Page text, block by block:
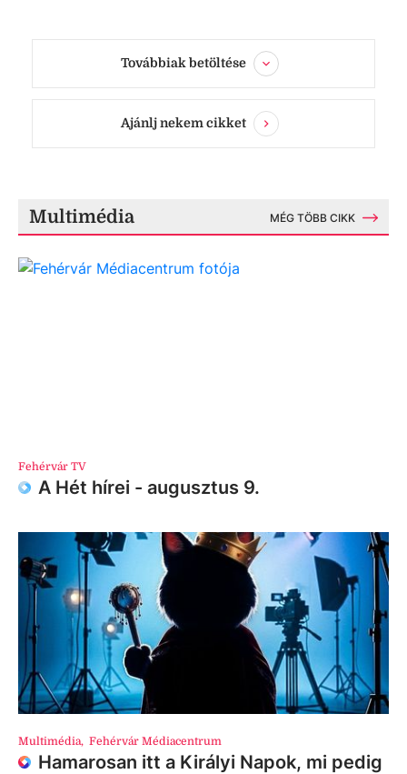
Továbbiak betöltése
Ajánlj nekem cikket
Multimédia MÉG TÖBB CIKK
Fehérvár TV
A Hét hírei - augusztus 9.
Multimédia, Fehérvár Médiacentrum
Hamarosan itt a Királyi Napok, mi pedig